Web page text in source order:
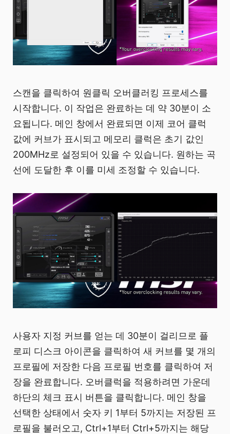
스캔을 클릭하여 원클릭 오버클러킹 프로세스를
시작합니다. 이 작업은 완료하는 데 약 30분이 소
요됩니다. 메인 창에서 완료되면 이제 코어 클럭
값에 커브가 표시되고 메모리 클럭은 초기 값인
200MHz로 설정되어 있을 수 있습니다. 원하는 곡
선에 도달한 후 이를 미세 조정할 수 있습니다.
사용자 지정 커브를 얻는 데 30분이 걸리므로 플
로피 디스크 아이콘을 클릭하여 새 커브를 몇 개의
프로필에 저장한 다음 프로필 번호를 클릭하여 저
장을 완료합니다. 오버클럭을 적용하려면 가운데
하단의 체크 표시 버튼을 클릭합니다. 메인 창을
선택한 상태에서 숫자 키 1부터 5까지는 저장된 프
로필을 불러오고, Ctrl+1부터 Ctrl+5까지는 해당